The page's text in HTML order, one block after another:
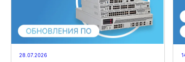
28.07.2026